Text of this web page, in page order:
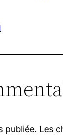
publiée. Les